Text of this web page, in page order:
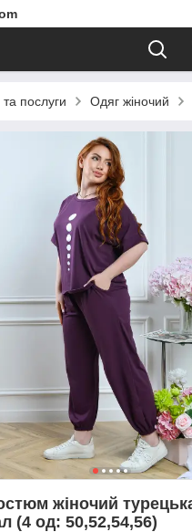
послуги Одяг жіночий
жіночий
(4 од: 50,52,54,56)